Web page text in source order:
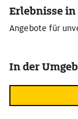
Erlebnisse in
Angebote für
In der